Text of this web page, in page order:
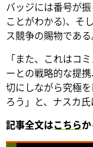
バッジには番号が
ことがわかる)、そ
ス競争の賜物である
「また、これはコ
ーとの戦略的な提
切にしながら究極
ろう」と、ナスカ氏
記事全文はこちら